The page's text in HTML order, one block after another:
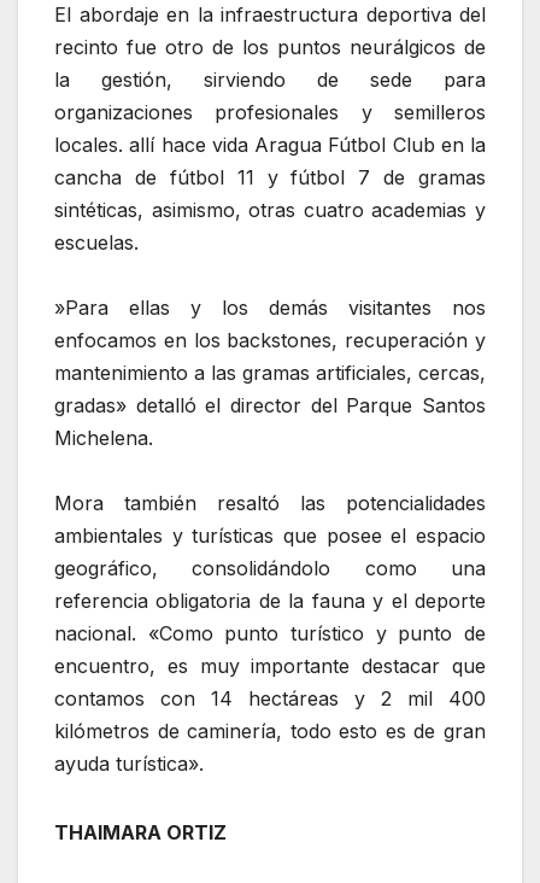
‎El abordaje en la infraestructura deportiva del
recinto fue otro de los puntos neurálgicos de
la gestión, sirviendo de sede para
organizaciones profesionales y semilleros
locales. allí hace vida Aragua Fútbol Club en la
cancha de fútbol 11 y fútbol 7 de gramas
sintéticas, asimismo, otras cuatro academias y
escuelas.
‎»Para ellas y los demás visitantes nos
enfocamos en los backstones, recuperación y
mantenimiento a las gramas artificiales, cercas,
gradas» detalló el director del Parque Santos
Michelena.
‎Mora también resaltó las potencialidades
ambientales y turísticas que posee el espacio
geográfico, consolidándolo como una
referencia obligatoria de la fauna y el deporte
nacional. «Como punto turístico y punto de
encuentro, es muy importante destacar que
contamos con 14 hectáreas y 2 mil 400
kilómetros de caminería, todo esto es de gran
ayuda turística».
‎THAIMARA ORTIZ